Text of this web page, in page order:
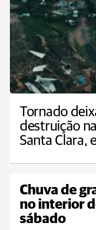
Tornado
destruição
Santa Clara,
Chuva de
no interior
sábado